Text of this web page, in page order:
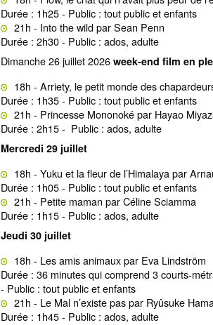
Durée : 1h25 - Public : tout public et enfants
21h - Into the wild par Sean Penn
Durée : 2h30 - Public : ados, adulte
Dimanche 26 juillet 2026 week-end film en
18h - Arriety, le petit monde des
Durée : 1h35 - Public : tout public et enfants
21h - Princesse Mononoké par Hayao
Durée : 2h15 - Public : ados, adulte
Mercredi 29 juillet
18h - Yuku et la fleur de l’Himalaya par
Durée : 1h05 - Public : tout public et enfants
21h - Petite maman par Céline Sciamma
Durée : 1h15 - Public : ados, adulte
Jeudi 30 juillet
18h - Les amis animaux par Eva Lindström
Durée : 36 minutes qui comprend 3 courts-
- Public : tout public et enfants
21h - Le Mal n’existe pas par Ryûsuke
Durée : 1h45 - Public : ados, adulte